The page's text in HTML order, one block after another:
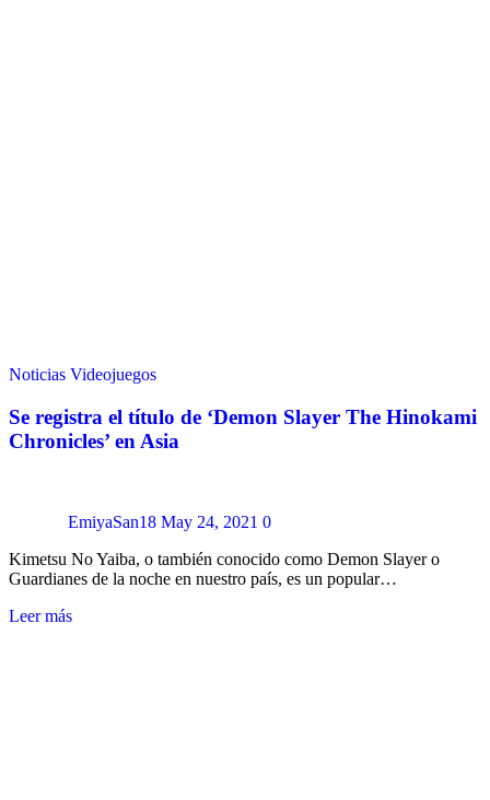
Noticias Videojuegos
Se registra el título de ‘Demon Slayer The Hinokami
Chronicles’ en Asia
EmiyaSan18 May 24, 2021 0
Kimetsu No Yaiba, o también conocido como Demon Slayer o
Guardianes de la noche en nuestro país, es un popular…
Leer más